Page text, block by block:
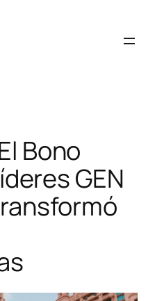
Bono
GEN